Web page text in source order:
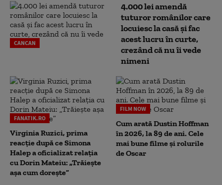
CANCAN
4.000 lei amendă
tuturor românilor care
locuiesc la casă și fac
acest lucru în curte,
crezând că nu îi vede
nimeni
FANATIK.RO
Virginia Ruzici, prima
reacție după ce Simona
Halep a oficializat relația
cu Dorin Mateiu: „Trăiește
așa cum dorește”
FILM NOW
Cum arată Dustin Hoffman
în 2026, la 89 de ani. Cele
mai bune filme și rolurile
de Oscar